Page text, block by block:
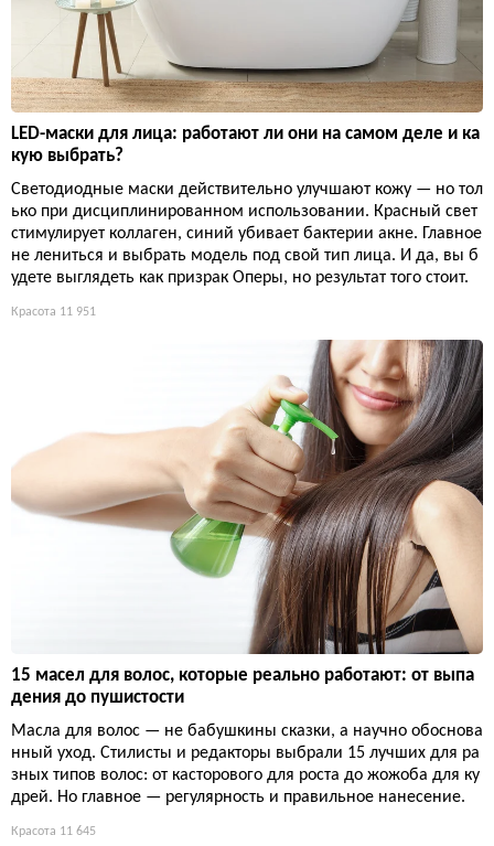
LED-маски для лица: работают ли они на самом деле и ка
кую выбрать?
Светодиодные маски действительно улучшают кожу — но тол
ько при дисциплинированном использовании. Красный свет
стимулирует коллаген, синий убивает бактерии акне. Главное
не лениться и выбрать модель под свой тип лица. И да, вы б
удете выглядеть как призрак Оперы, но результат того стоит.
Красота 11 951
15 масел для волос, которые реально работают: от выпа
дения до пушистости
Масла для волос — не бабушкины сказки, а научно обоснова
нный уход. Стилисты и редакторы выбрали 15 лучших для ра
зных типов волос: от касторового для роста до жожоба для ку
дрей. Но главное — регулярность и правильное нанесение.
Красота 11 645